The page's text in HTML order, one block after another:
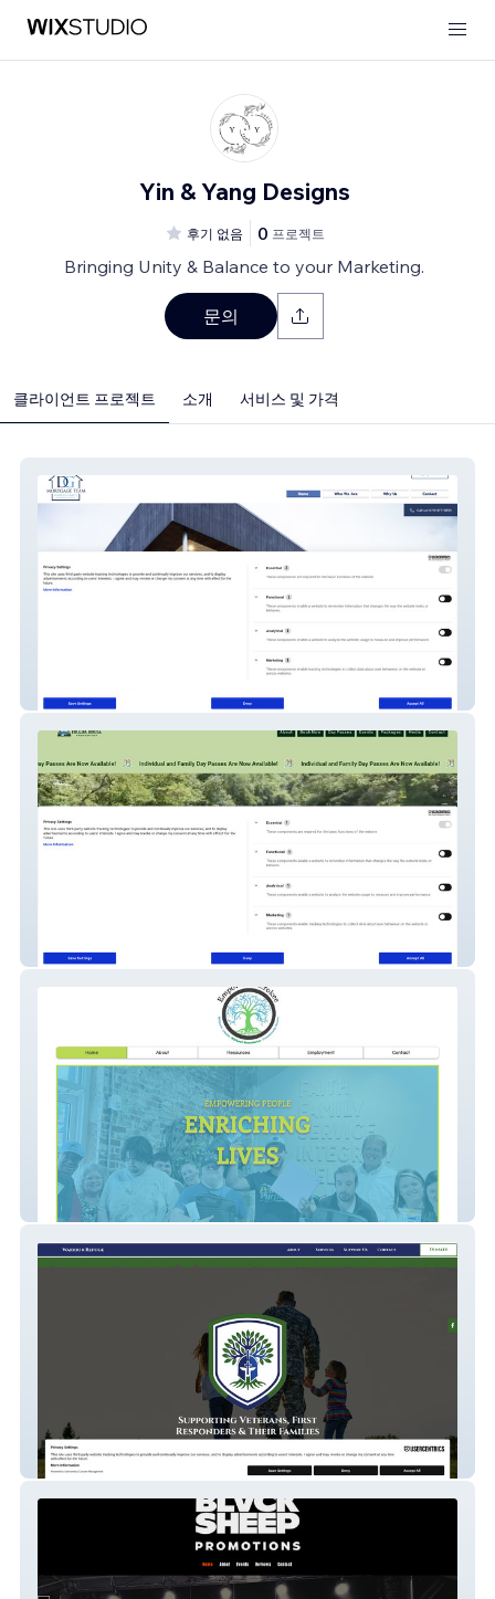
Yin & Yang Designs
후기 없음 0 프로젝트
Bringing Unity & Balance to your Marketing.
문의
클라이언트 프로젝트 소개 서비스 및 가격
DG Mortgage Team
Toccoa House Properties
Empower Cherokee
Warrior Refuge